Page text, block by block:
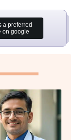
a preferred
on google